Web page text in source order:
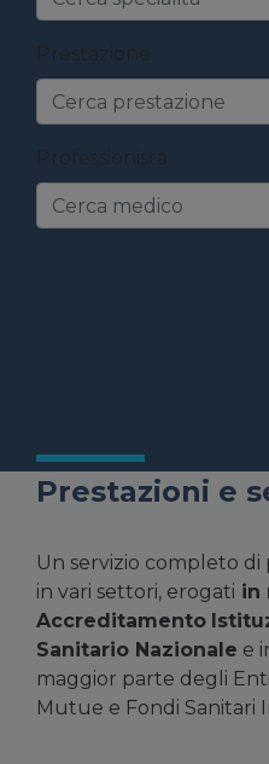
Prestazione
Professionista
Prestazioni e
Un servizio completo di
in vari settori, erogati in
Accreditamento
Sanitario Nazionale e
maggior parte degli Enti
Mutue e Fondi Sanitari